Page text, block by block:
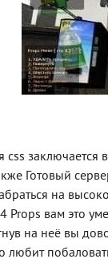
css
Готовый
на
Props вам это
на неё вы
любит